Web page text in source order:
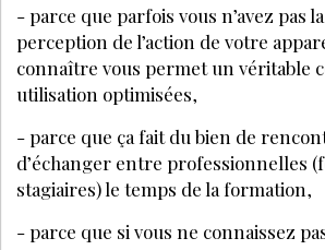
- parce que parfois vous n’avez pas
perception de l’action de votre
connaître vous permet un véritable
utilisation optimisées,
- parce que ça fait du bien de
d’échanger entre professionnelles
stagiaires) le temps de la formation,
- parce que si vous ne connaissez